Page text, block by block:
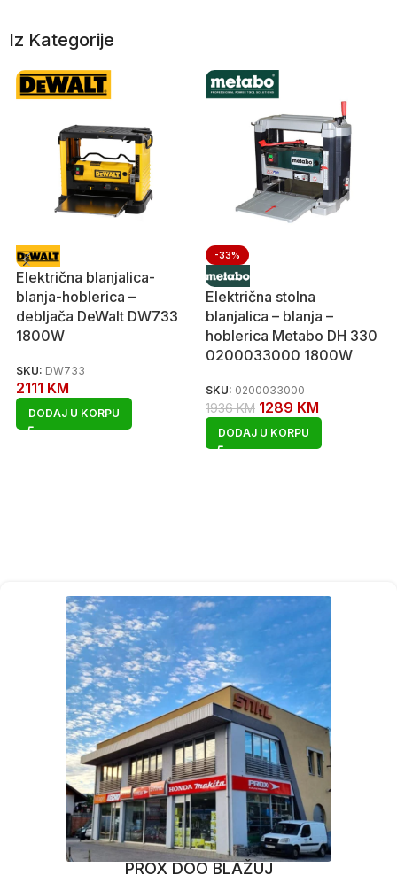
Iz Kategorije
Električna blanjalica-
blanja-hoblerica –
debljača DeWalt DW733
1800W
SKU: DW733
2111 KM
DODAJ U KORPU
-33%
Električna stolna
blanjalica – blanja –
hoblerica Metabo DH 330
0200033000 1800W
SKU: 0200033000
1936KM 1289 KM
DODAJ U KORPU
PROX DOO BLAŽUJ